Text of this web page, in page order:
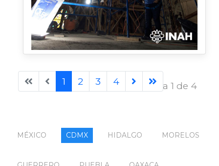
Página 1 de 4
1 2 3 4
MÉXICO CDMX HIDALGO MORELOS